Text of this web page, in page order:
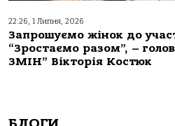
22:26, 1 Липня, 2026
Запрошуємо жінок до
“Зростаємо разом”, –
ЗМІН” Вікторія Костюк